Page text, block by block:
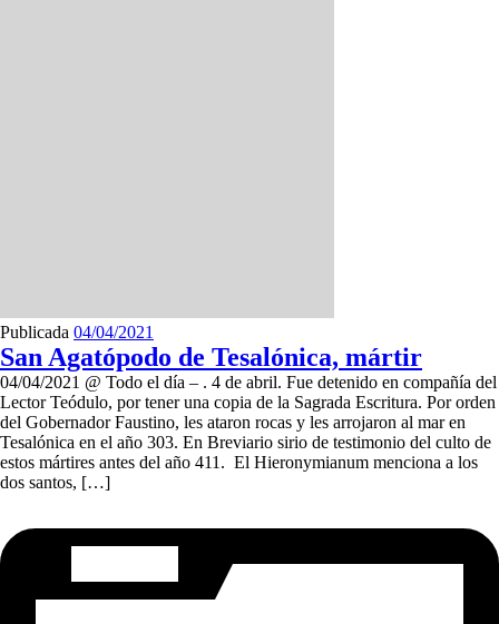
Publicada 04/04/2021
San Agatópodo de Tesalónica, mártir
04/04/2021 @ Todo el día – . 4 de abril. Fue detenido en compañía del
Lector Teódulo, por tener una copia de la Sagrada Escritura. Por orden
del Gobernador Faustino, les ataron rocas y les arrojaron al mar en
Tesalónica en el año 303. En Breviario sirio de testimonio del culto de
estos mártires antes del año 411. El Hieronymianum menciona a los
dos santos, […]